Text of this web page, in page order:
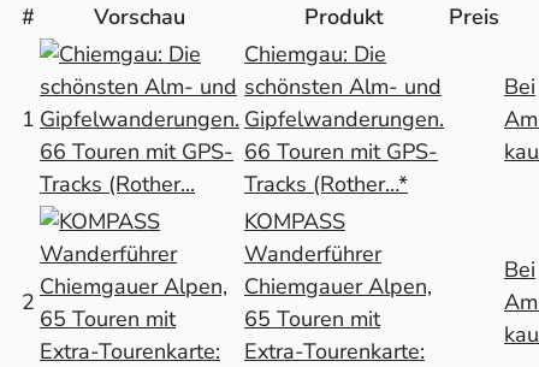
# Vorschau Produkt Preis
1
Chiemgau: Die
schönsten Alm- und
Gipfelwanderungen.
66 Touren mit GPS-
Tracks (Rother…*
Bei
2
KOMPASS
Wanderführer
Chiemgauer Alpen,
65 Touren mit
Extra-Tourenkarte:
Bei